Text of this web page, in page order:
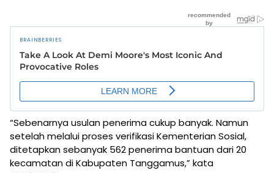
“Sebenarnya usulan penerima cukup banyak. Namun
setelah melalui proses verifikasi Kementerian Sosial,
ditetapkan sebanyak 562 penerima bantuan dari 20
kecamatan di Kabupaten Tanggamus,” kata